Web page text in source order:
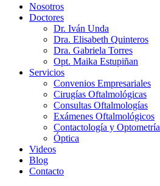
Nosotros
Doctores
Dr. Iván Unda
Dra. Elisabeth Quinteros
Dra. Gabriela Torres
Opt. Maika Estupiñan
Servicios
Convenios Empresariales
Cirugías Oftalmológicas
Consultas Oftalmologías
Exámenes Oftalmológicos
Contactología y Optometría
Óptica
Videos
Blog
Contacto